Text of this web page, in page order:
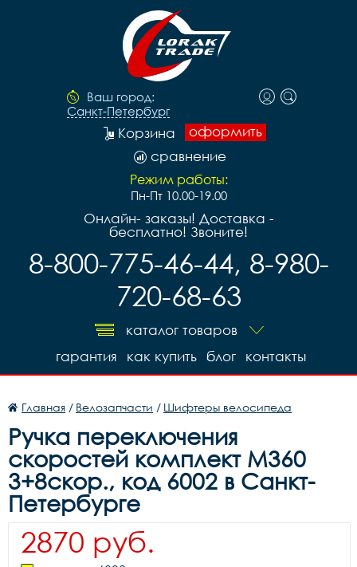
Ваш город:
Санкт-Петербург
оформить
Корзина
сравнение
Режим работы:
Пн-Пт 10.00-19.00
Онлайн- заказы! Доставка -
бесплатно! Звоните!
8-800-775-46-44, 8-980-
720-68-63
каталог товаров
контакты
блог
как купить
гарантия
Главная / Велозапчасти / Шифтеры велосипеда
Ручка переключения
скоростей комплект M360
3+8скор., код 6002 в Санкт-
Петербурге
2870 руб.